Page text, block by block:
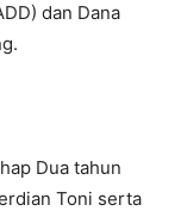
dan Dana
Dua tahun
Toni serta